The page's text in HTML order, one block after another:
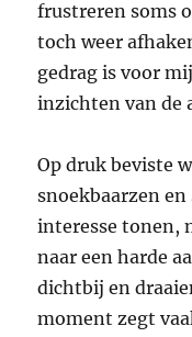
frustreren soms
toch weer
gedrag is voor
inzichten van de
Op druk beviste
snoekbaarzen
interesse tonen,
naar een harde
dichtbij en
moment zegt